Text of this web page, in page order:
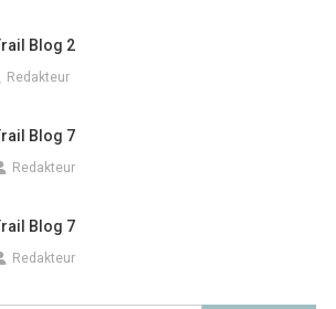
Blog 2
Redakteur
Blog 7
Redakteur
Blog 7
Redakteur